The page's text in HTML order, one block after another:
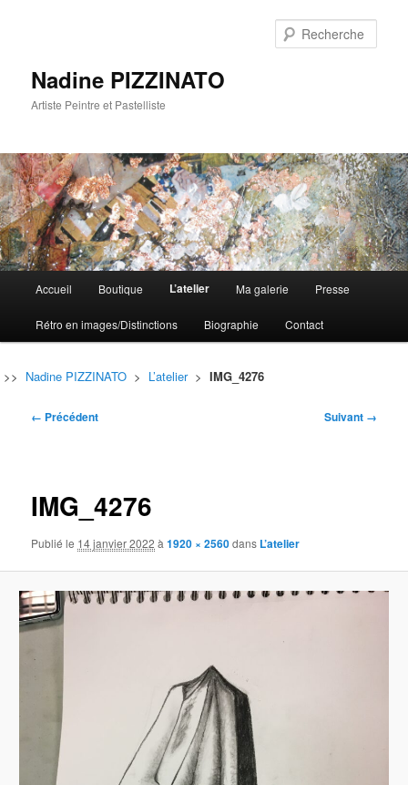
Nadine PIZZINATO
Artiste Peintre et Pastelliste
principal
Aller
au
contenu
principal
Aller
au
contenu
secondaire
Accueil Boutique L’atelier Ma galerie Presse
Rétro en images/Distinctions Biographie Contact
>> Nadine PIZZINATO > L’atelier> IMG_4276
Navigation
← Précédent Suivant →
IMG_4276
Publié le 14 janvier 2022 à1920 × 2560dans L’atelier